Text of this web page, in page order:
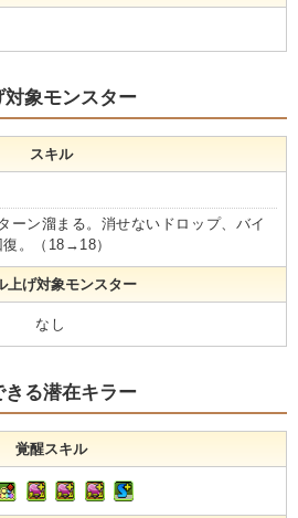
象モンスター
スキル
ーン溜まる。消せないドロップ、バイ
。（18→18）
上げ対象モンスター
なし
る潜在キラー
覚醒スキル